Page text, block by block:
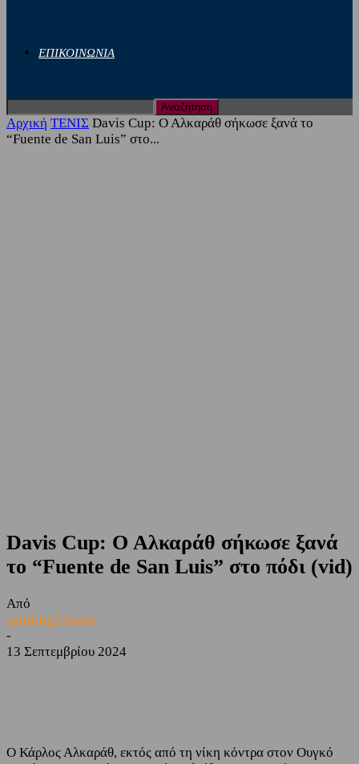
ΕΠΙΚΟΙΝΩΝΙΑ
Αρχική ΤΕΝΙΣ Davis Cup: Ο Αλκαράθ σήκωσε ξανά το
“Fuente de San Luis” στο...
Davis Cup: Ο Αλκαράθ σήκωσε ξανά
το “Fuente de San Luis” στο πόδι (vid)
Από
sporting24news
-
13 Σεπτεμβρίου 2024
Ο Κάρλος Αλκαράθ, εκτός από τη νίκη κόντρα στον Ουγκό